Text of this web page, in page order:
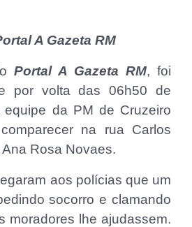
A Gazeta RM
Portal A Gazeta RM, foi
por volta das 06h50 de
da PM de Cruzeiro
na rua Carlos
Rosa Novaes.
aos polícias que um
socorro e clamando
moradores lhe ajudassem.